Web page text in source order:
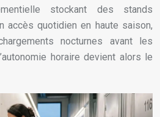
stockant des stands
accès quotidien en haute saison,
nocturnes avant les
horaire devient alors le